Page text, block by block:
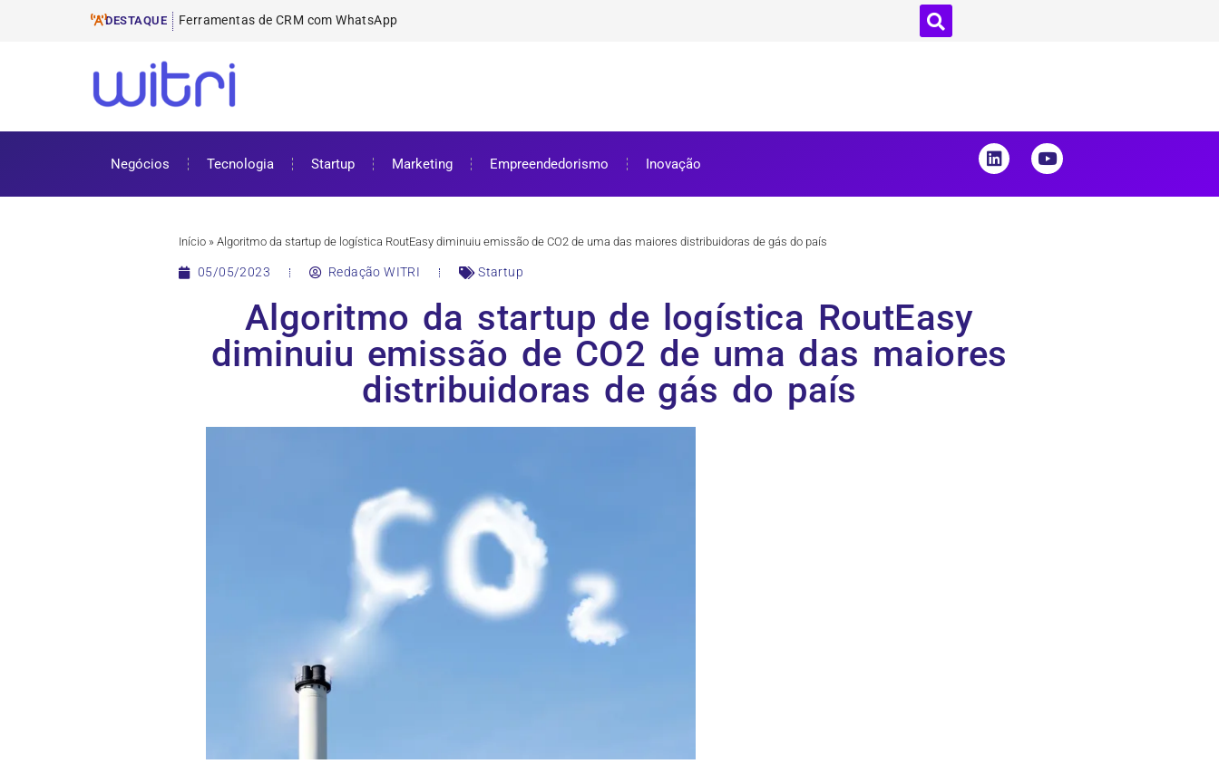
DESTAQUE Ferramenta
ProUni: como funciona e requisitos para bolsa de estudos
Cursos gratuitos online: onde encontrar e como aproveitar
ENEM 2025: datas, inscrições e como se preparar
Negócios Tecnologia Startup Marketing Empreendedorismo Inovação
Início » Algoritmo da startup de logística RoutEasy diminuiu emissão de CO2 de uma das maiores distribuidoras de gás do país
05/05/2023 Redação WITRI Startup
Algoritmo da startup de logística RoutEasy
diminuiu emissão de CO2 de uma das maiores
distribuidoras de gás do país